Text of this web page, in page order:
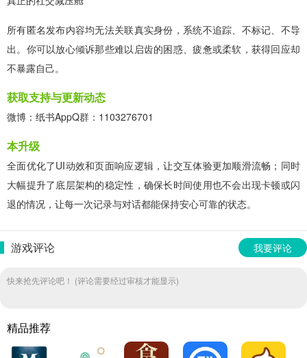
所有匿名发布内容均无法关联真实身份，系统不追踪、不标记、不导
出。你可以放心倾诉那些难以启齿的困惑、疲惫或柔软，获得回应却
不暴露自己。
获取支持与更新动态
微博：纸书AppQ群：1103276701
本升级
全面优化了UI动效和页面响应逻辑，让交互体验更加顺滑流畅；同时
大幅提升了底层架构的稳定性，确保长时间使用也不会出现卡顿或闪
退的情况，让每一次记录与对话都能保持安心可靠的状态。
游戏评论 我要评论
快来抢先评论吧！ (评论需要经过审核才能显示)
精品推荐